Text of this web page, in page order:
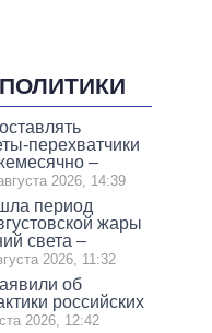
перехватчики
–
2026, 14:39
период
жары
света –
2026, 11:32
об
российских
2026, 12:42